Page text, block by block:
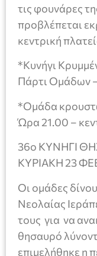
τις φουνάρες
προβλέπεται
κεντρική
*Κυνήγι
Πάρτι Ομάδων
*Ομάδα
Ώρα 21.00 –
36ο ΚΥΝΗΓΙ
ΚΥΡΙΑΚΗ 23
Οι ομάδες
Νεολαίας
τους για να
θησαυρό
επιμελήθηκε η